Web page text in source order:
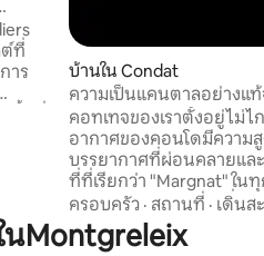
าล
ต์ที่
าร
พื้นที่
ดคลิก
ไม่
บ้านใน Condat
ความเป็นแคนตาลอย่างแท้
คอนดาต/8 คน
คอทเทจของเราตั้งอยู่ไม่
อากาศของคอนโดมีความสู
บรรยากาศที่ผ่อนคลายแล
ที่ที่เรียกว่า "Margnat" ในทุกฤดูกาลคุณ
สามารถชาร์จแบตเตอรี่ขอ
Cantalan ที่ได้รับการปรับ
และมีอุปกรณ์ครบครัน นอกจากนี้คุณยัง
ครอบครัว · สถานที่ · เดินส
Montgreleix